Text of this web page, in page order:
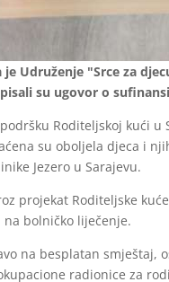
Udruženje "Srce za
su ugovor o
Roditeljskoj kući
su oboljela djeca i
Jezero u Sarajevu.
projekat Roditeljske
bolničko liječenje.
na besplatan
radionice za